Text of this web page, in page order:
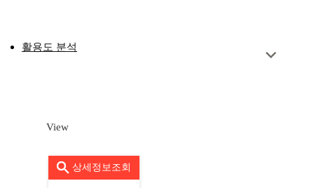
활용도 분석
View
상세정보조회